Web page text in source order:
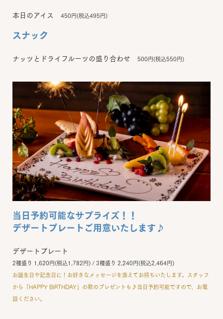
本日のアイス 450円(税込495円)
スナック
ナッツとドライフルーツの盛り合わせ 500円(税込550円)
当日予約可能なサプライズ！！
デザートプレートご用意いたします♪
デザートプレート
2種盛り 1,620円(税込1,782円) / 3種盛り 2,240円(税込2,464円)
お誕生日や記念日に！お好きなメッセージを添えてお持ちいたします。スタッフ
から「HAPPY BIRTHDAY」の歌のプレゼントも♪当日予約可能ですので、お電
話ください。